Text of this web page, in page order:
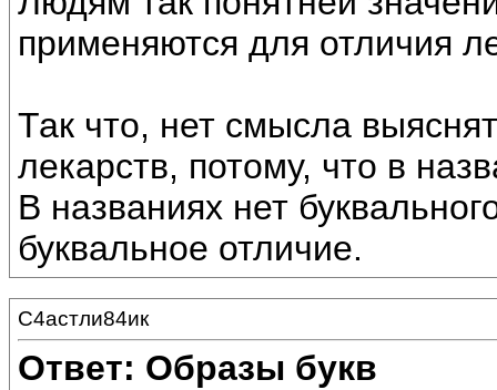
применяются для отличия
Так что, нет смысла
лекарств, потому, что в
В названиях нет
буквальное отличие.
С4астли84ик
Ответ: Образы букв